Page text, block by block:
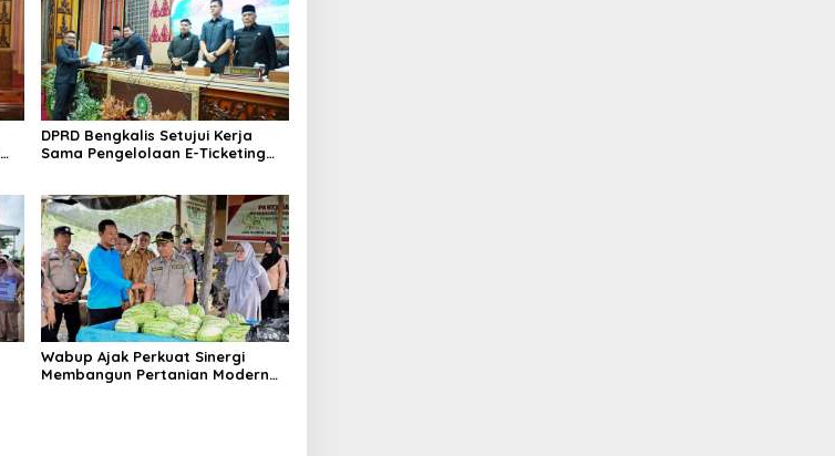
DPRD Bengkalis Setujui Kerja
Sama Pengelolaan E-Ticketing
Wabup Ajak Perkuat Sinergi
Membangun Pertanian Modern